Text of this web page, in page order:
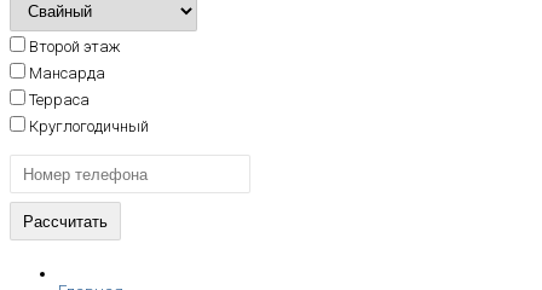
Второй этаж
Мансарда
Терраса
Круглогодичный